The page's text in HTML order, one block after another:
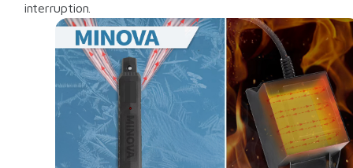
interruption.